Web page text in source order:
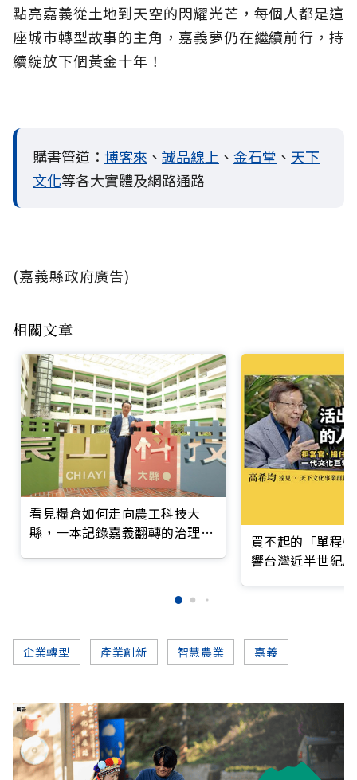
點亮嘉義從土地到天空的閃耀光芒，每個人都是這
座城市轉型故事的主角，嘉義夢仍在繼續前行，持
續綻放下個黃金十年！
購書管道： 博客來 、 誠品線上 、 金石堂 、 天下
文化等各大實體及網路通路
(嘉義縣政府廣告)
相關文章
看見糧倉如何走向農工科技大
縣，一本記錄嘉義翻轉的治理實
買不起的「單程
響台灣近半世紀
企業轉型 產業創新 智慧農業 嘉義